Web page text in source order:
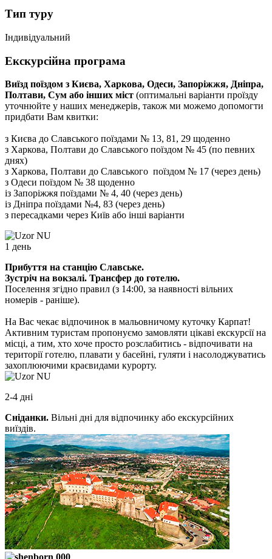
Тип туру
Індивідуальний
Екскурсійна програма
Виїзд поїздом з Києва, Харкова, Одеси, Запоріжжя, Дніпра,
Полтави, Сум або інших міст (оптимальні варіанти проїзду
уточнюйте у наших менеджерів, також ми можемо допомогти
придбати Вам квитки:
з Києва до Славського поїздами № 13, 81, 29 щоденно
з Харкова, Полтави до Славського поїздом № 45 (по певних
днях)
з Харкова, Полтави до Славського поїздом № 17 (через день)
з Одеси поїздом № 38 щоденно
із Запоріжжя поїздами № 4, 40 (через день)
із Дніпра поїздами №4, 83 (через день)
з пересадками через Київ або інші варіанти
1 день
Прибуття на станцію Славське.
Зустріч на вокзалі. Трансфер до готелю.
Поселення згідно правил (з 14:00, за наявності вільних
номерів - раніше).
На Вас чекає відпочинок в мальовничому куточку Карпат!
Активним туристам пропонуємо замовляти цікаві екскурсії на
місці, а тим, хто хоче просто розслабитись - відпочивати на
території готелю, плавати у басейні, гуляти і насолоджуватись
захоплюючими краєвидами курорту.
2-4 дні
Сніданки. Вільні дні для відпочинку або екскурсійних
виїздів.